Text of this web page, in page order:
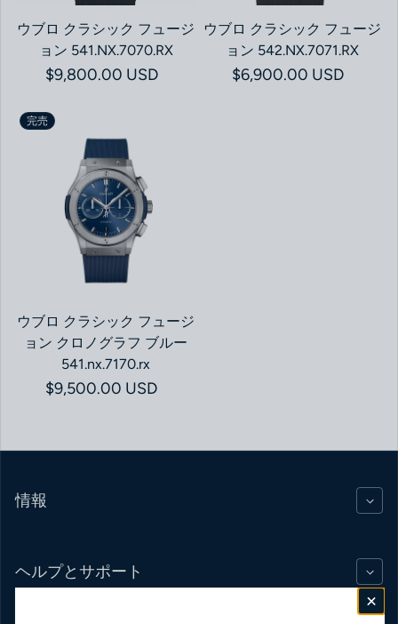
ウブロ クラシック フュージ
ョン 541.NX.7070.RX
通常価格
$9,800.00 USD
ウブロ クラシック フュージ
ョン 542.NX.7071.RX
通常価格
$6,900.00 USD
完売
ウブロ クラシック フュージ
ョン クロノグラフ ブルー
541.nx.7170.rx
通常価格
$9,500.00 USD
情報
ヘルプとサポート